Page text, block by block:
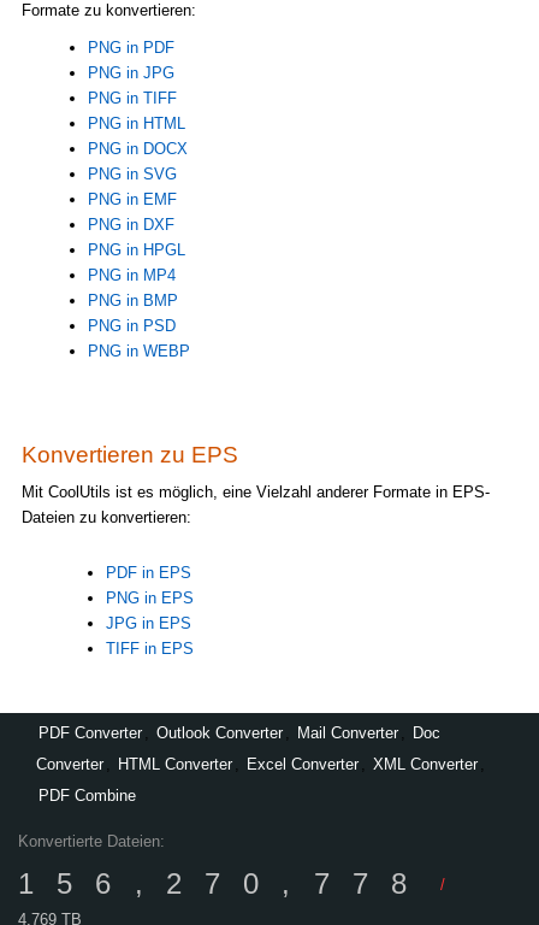
Formate zu konvertieren:
PNG in PDF
PNG in JPG
PNG in TIFF
PNG in HTML
PNG in DOCX
PNG in SVG
PNG in EMF
PNG in DXF
PNG in HPGL
PNG in MP4
PNG in BMP
PNG in PSD
PNG in WEBP
Konvertieren zu EPS
Mit CoolUtils ist es möglich, eine Vielzahl anderer Formate in EPS-
Dateien zu konvertieren:
PDF in EPS
PNG in EPS
JPG in EPS
TIFF in EPS
PDF Converter Outlook Converter Mail Converter
Doc
Converter
HTML Converter Excel Converter XML Converter
PDF Combine
Konvertierte Dateien:
156,270,778
/
4,769 TB